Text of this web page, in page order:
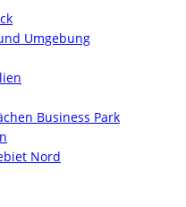
Umgebung
Business Park
Nord